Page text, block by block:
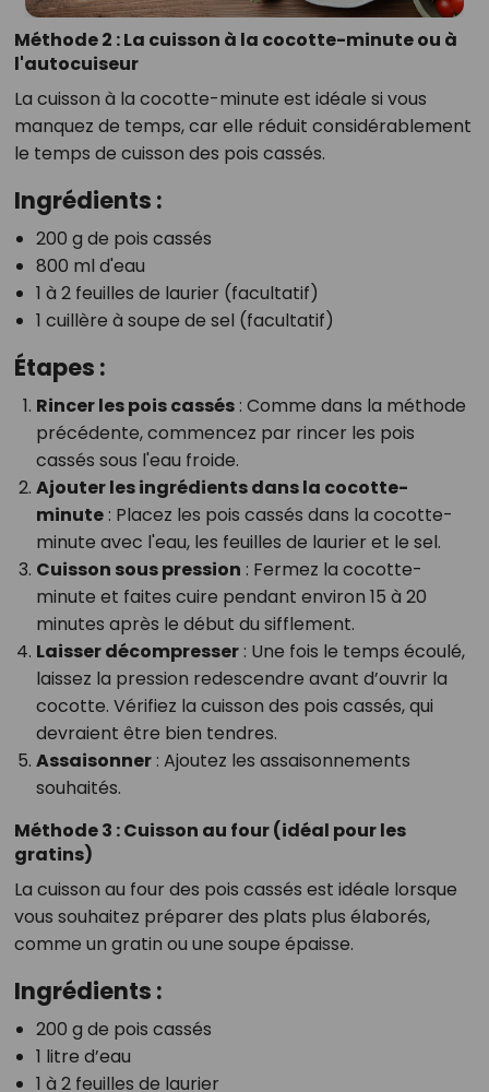
Méthode 2 : La cuisson à la cocotte-minute ou à
l'autocuiseur
La cuisson à la cocotte-minute est idéale si vous
manquez de temps, car elle réduit considérablement
le temps de cuisson des pois cassés.
Ingrédients :
200 g de pois cassés
800 ml d'eau
1 à 2 feuilles de laurier (facultatif)
1 cuillère à soupe de sel (facultatif)
Étapes :
Rincer les pois cassés: Comme dans la méthode
précédente, commencez par rincer les pois
cassés sous l'eau froide.
Ajouter les ingrédients dans la cocotte-
minute: Placez les pois cassés dans la cocotte-
minute avec l'eau, les feuilles de laurier et le sel.
Cuisson sous pression : Fermez la cocotte-
minute et faites cuire pendant environ 15 à 20
minutes après le début du sifflement.
Laisser décompresser: Une fois le temps écoulé,
laissez la pression redescendre avant d’ouvrir la
cocotte. Vérifiez la cuisson des pois cassés, qui
devraient être bien tendres.
Assaisonner: Ajoutez les assaisonnements
souhaités.
Méthode 3 : Cuisson au four (idéal pour les
gratins)
La cuisson au four des pois cassés est idéale lorsque
vous souhaitez préparer des plats plus élaborés,
comme un gratin ou une soupe épaisse.
Ingrédients :
200 g de pois cassés
1 litre d’eau
1 à 2 feuilles de laurier